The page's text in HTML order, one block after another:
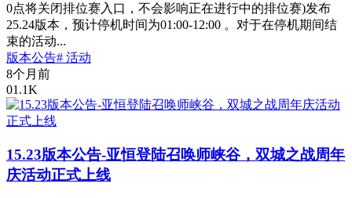
0点将关闭排位赛入口，不会影响正在进行中的排位赛)发布
25.24版本，预计停机时间为01:00-12:00 。对于在停机期间结
束的活动...
版本公告# 活动
8个月前
01.1K
15.23版本公告-亚恒登陆召唤师峡谷，双城之战周年
庆活动正式上线